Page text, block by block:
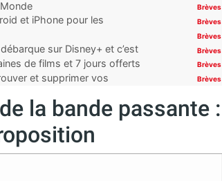
Brèves
et iPhone pour les
Brèves
Brèves
sur Disney+ et c’est
Brèves
de films et 7 jours offerts Brèves
et supprimer vos
Brèves
la bande passante :